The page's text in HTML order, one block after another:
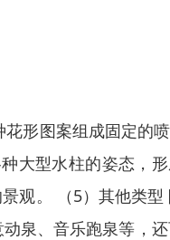
形图案组成固定的
大型水柱的姿态，
观。 （5）其他类
泉、音乐跑泉等，